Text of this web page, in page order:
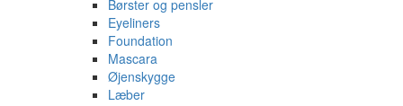
Børster og pensler
Eyeliners
Foundation
Mascara
Øjenskygge
Læber